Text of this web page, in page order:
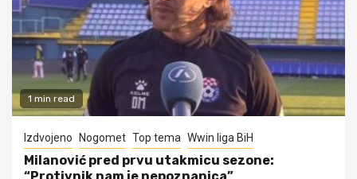
1 min read
Izdvojeno Nogomet Top tema Wwin liga BiH
Milanović pred prvu utakmicu sezone: